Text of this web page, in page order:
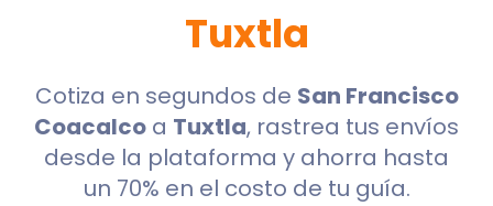
Tuxtla
Cotiza en segundos de San Francisco
Coacalco a Tuxtla, rastrea tus envíos
desde la plataforma y ahorra hasta
un 70% en el costo de tu guía.